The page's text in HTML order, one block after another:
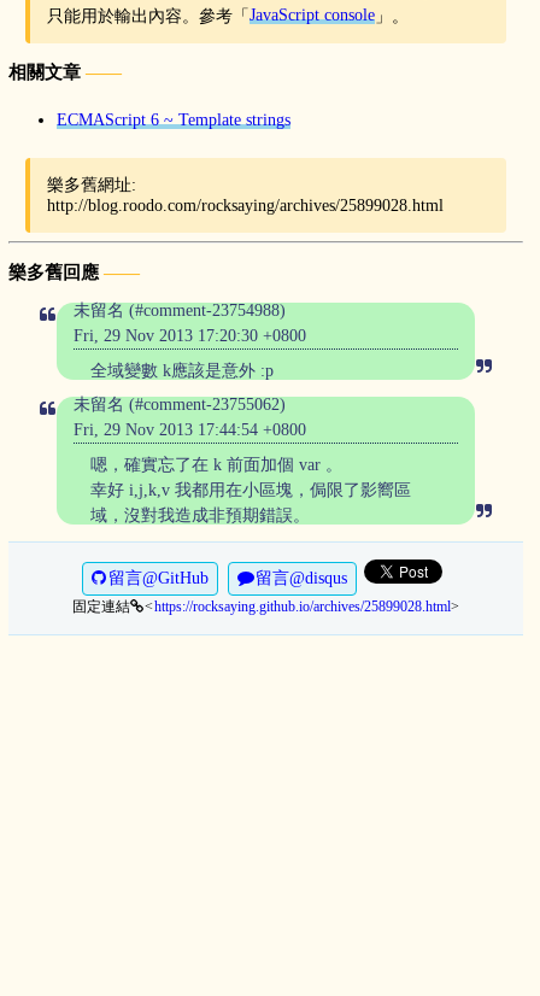
只能用於輸出內容。參考「JavaScript console 」。
相關文章
ECMAScript 6 ~ Template strings
樂多舊網址:
http://blog.roodo.com/rocksaying/archives/25899028.html
樂多舊回應
未留名 (#comment-23754988)
Fri, 29 Nov 2013 17:20:30 +0800
全域變數 k應該是意外 :p
未留名 (#comment-23755062)
Fri, 29 Nov 2013 17:44:54 +0800
嗯，確實忘了在 k 前面加個 var 。
幸好 i,j,k,v 我都用在小區塊，侷限了影嚮區
域，沒對我造成非預期錯誤。
留言@GitHub 留言@disqus
固定連結 <https://rocksaying.github.io/archives/25899028.html>